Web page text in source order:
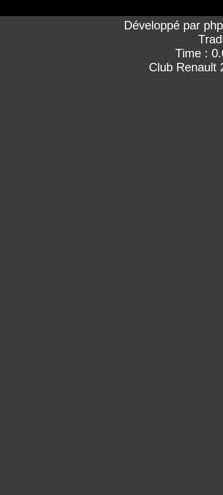
Développé par
Time :
Club Renault